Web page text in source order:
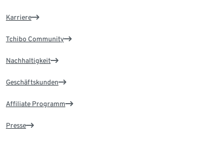
Karriere
Tchibo Community
Nachhaltigkeit
Geschäftskunden
Affiliate Programm
Presse